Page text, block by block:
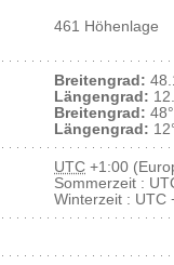
461 Höhenlage
Breitengrad:
Längengrad:
Breitengrad:
Längengrad:
UTC +1:00
Sommerzeit :
Winterzeit : UTC